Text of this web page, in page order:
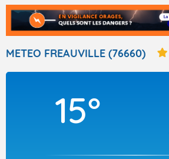
TOUS LES RÉSULTATS
Articles
METEO FREAUVILLE (76660)
15°